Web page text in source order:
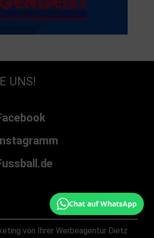
UNS!
von Ihrer Werbeagentur Dietz
Chat auf WhatsApp